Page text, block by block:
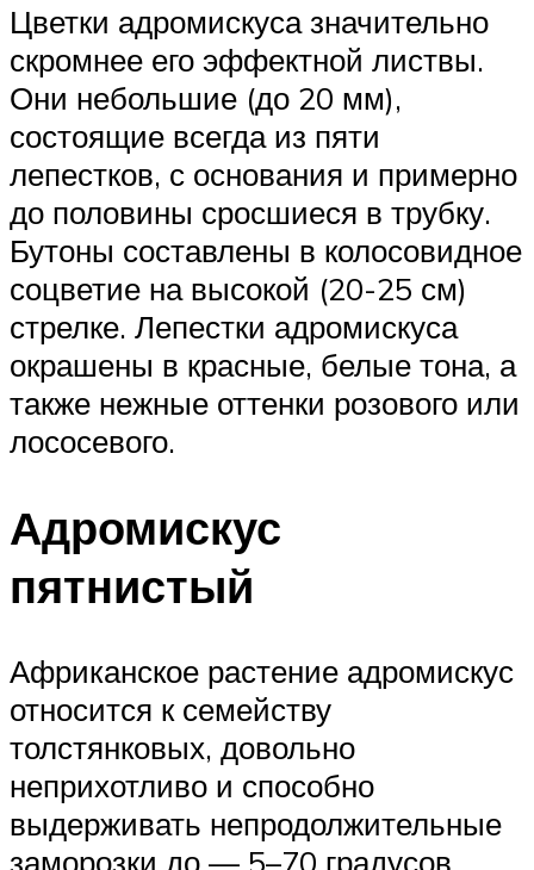
Цветки адромискуса значительно
скромнее его эффектной листвы.
Они небольшие (до 20 мм),
состоящие всегда из пяти
лепестков, с основания и примерно
до половины сросшиеся в трубку.
Бутоны составлены в колосовидное
соцветие на высокой (20-25 см)
стрелке. Лепестки адромискуса
окрашены в красные, белые тона, а
также нежные оттенки розового или
лососевого.
Адромискус
пятнистый
Африканское растение адромискус
относится к семейству
толстянковых, довольно
неприхотливо и способно
выдерживать непродолжительные
заморозки до — 5–70 градусов.